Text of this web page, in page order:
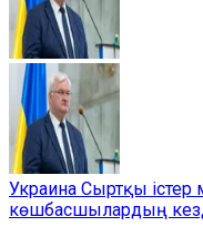
Украина Сыртқы істер
көшбасшылардың